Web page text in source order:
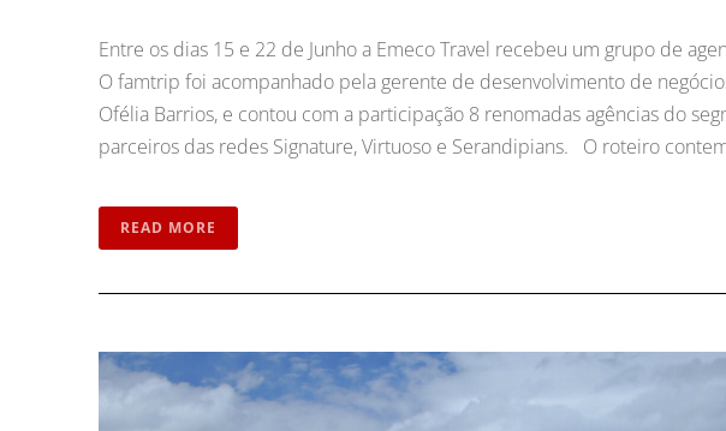
Entre os dias 15 e 22 de Junho a Emeco Travel recebeu um grupo de
O famtrip foi acompanhado pela gerente de desenvolvimento de
Ofélia Barrios, e contou com a participação 8 renomadas agências do
parceiros das redes Signature, Virtuoso e Serandipians. O roteiro
READ MORE